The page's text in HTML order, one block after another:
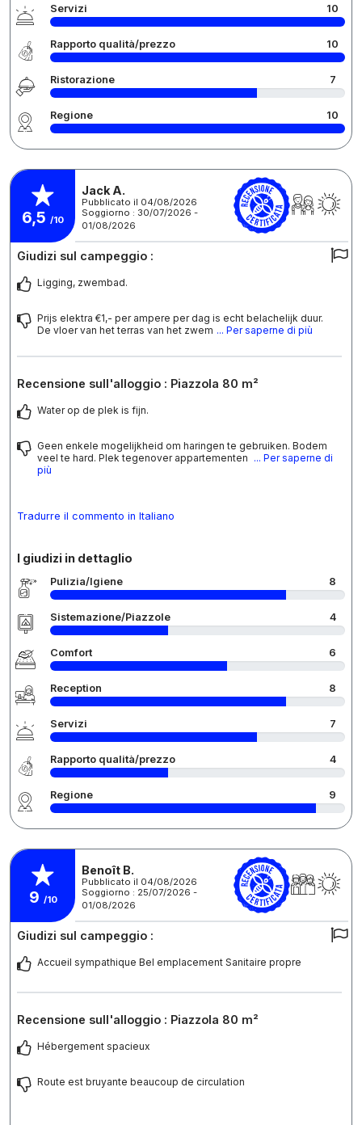
Servizi 10
Rapporto qualità/prezzo 10
Ristorazione 7
Regione 10
6,5 /10
Jack A.
Pubblicato il 04/08/2026
Soggiorno : 30/07/2026 -
01/08/2026
Giudizi sul campeggio :
Ligging, zwembad.
Prijs elektra €1,- per ampere per dag is echt belachelijk duur.
De vloer van het terras van het zwem ... Per saperne di più
Recensione sull'alloggio : Piazzola 80 m²
Water op de plek is fijn.
Geen enkele mogelijkheid om haringen te gebruiken. Bodem
veel te hard. Plek tegenover appartementen ... Per saperne di
più
Tradurre il commento in Italiano
I giudizi in dettaglio
Pulizia/Igiene 8
Sistemazione/Piazzole 4
Comfort 6
Reception 8
Servizi 7
Rapporto qualità/prezzo 4
Regione 9
9 /10
Benoît B.
Pubblicato il 04/08/2026
Soggiorno : 25/07/2026 -
01/08/2026
Giudizi sul campeggio :
Accueil sympathique Bel emplacement Sanitaire propre
Recensione sull'alloggio : Piazzola 80 m²
Hébergement spacieux
Route est bruyante beaucoup de circulation